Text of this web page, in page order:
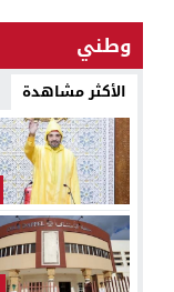
وطني
الأكثر مشاهدة